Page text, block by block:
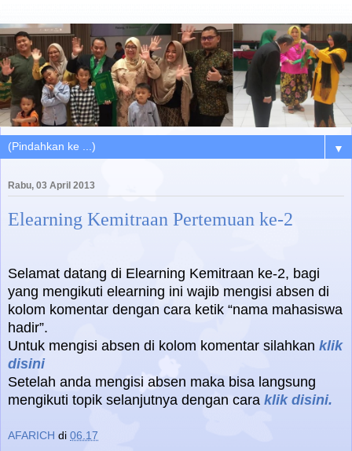
▼
Rabu, 03 April 2013
Elearning Kemitraan Pertemuan ke-2
Selamat datang di Elearning Kemitraan ke-2, bagi
yang mengikuti elearning ini wajib mengisi absen di
kolom komentar dengan cara ketik “nama mahasiswa
hadir”.
Untuk mengisi absen di kolom komentar silahkan klik
disini
Setelah anda mengisi absen maka bisa langsung
mengikuti topik selanjutnya dengan cara klik disini.
AFARICH di 06.17